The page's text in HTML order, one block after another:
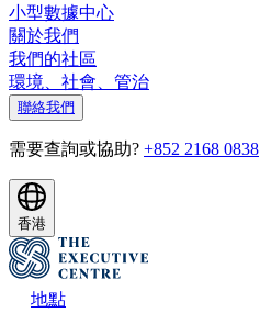
小型數據中心
關於我們
我們的社區
環境、社會、管治
聯絡我們
需要查詢或協助? +852 2168 0838
香港
地點